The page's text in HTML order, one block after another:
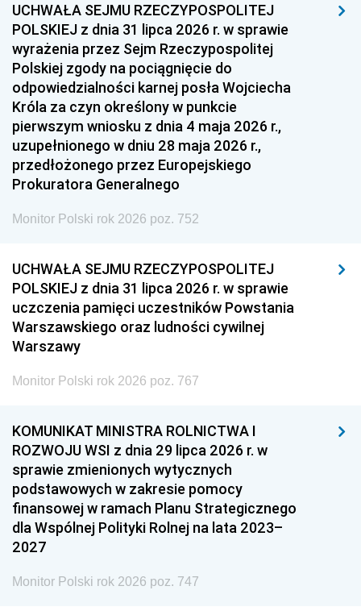
UCHWAŁA SEJMU RZECZYPOSPOLITEJ
POLSKIEJ z dnia 31 lipca 2026 r. w sprawie
wyrażenia przez Sejm Rzeczypospolitej
Polskiej zgody na pociągnięcie do
odpowiedzialności karnej posła Wojciecha
Króla za czyn określony w punkcie
pierwszym wniosku z dnia 4 maja 2026 r.,
uzupełnionego w dniu 28 maja 2026 r.,
przedłożonego przez Europejskiego
Prokuratora Generalnego
Monitor Polski rok 2026 poz. 752
UCHWAŁA SEJMU RZECZYPOSPOLITEJ
POLSKIEJ z dnia 31 lipca 2026 r. w sprawie
uczczenia pamięci uczestników Powstania
Warszawskiego oraz ludności cywilnej
Warszawy
Monitor Polski rok 2026 poz. 767
KOMUNIKAT MINISTRA ROLNICTWA I
ROZWOJU WSI z dnia 29 lipca 2026 r. w
sprawie zmienionych wytycznych
podstawowych w zakresie pomocy
finansowej w ramach Planu Strategicznego
dla Wspólnej Polityki Rolnej na lata 2023–
2027
Monitor Polski rok 2026 poz. 747